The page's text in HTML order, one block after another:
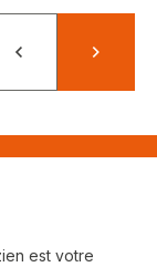
PrécédentSuivant
est votre